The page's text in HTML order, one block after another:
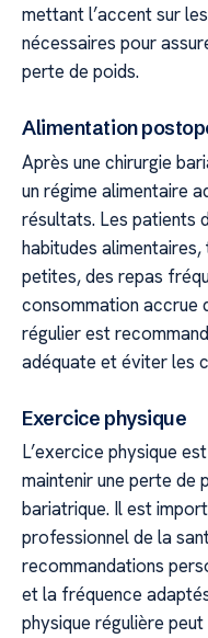
mettant l’accent sur
nécessaires pour
perte de poids.
Alimentation
Après une chirurgie
un régime alimentaire
résultats. Les patients
habitudes
petites, des repas
consommation accrue
régulier est
adéquate et éviter les
Exercice physique
L’exercice physique
maintenir une perte de
bariatrique. Il est
professionnel de la
recommandations
et la fréquence
physique régulière